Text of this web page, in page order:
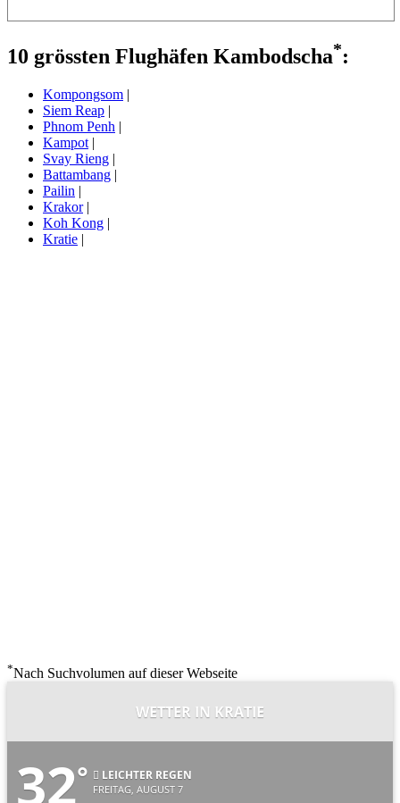
10 grössten Flughäfen Kambodscha*:
Kompongsom |
Siem Reap |
Phnom Penh |
Kampot |
Svay Rieng |
Battambang |
Pailin |
Krakor|
Koh Kong |
Kratie |
*Nach Suchvolumen auf dieser Webseite
WETTER IN KRATIE
32° LEICHTER REGEN
FREITAG, AUGUST 7